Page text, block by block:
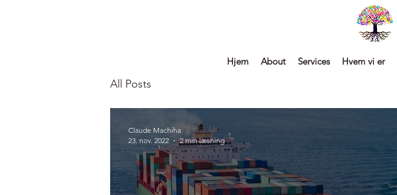
Hjem About Services Hvem vi er
All Posts
Claude Machiha
23. nov. 2022
2 min læsning